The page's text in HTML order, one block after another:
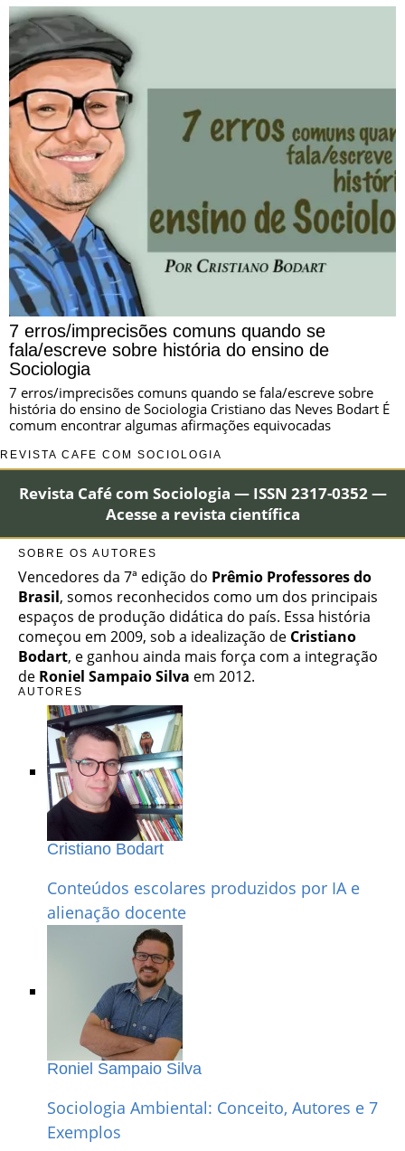
7 erros/imprecisões comuns quando se
fala/escreve sobre história do ensino de
Sociologia
7 erros/imprecisões comuns quando se fala/escreve sobre
história do ensino de Sociologia Cristiano das Neves Bodart É
comum encontrar algumas afirmações equivocadas
REVISTA CAFÉ COM SOCIOLOGIA
Revista Café com Sociologia — ISSN 2317-0352 —
Acesse a revista científica
SOBRE OS AUTORES
Vencedores da 7ª edição do Prêmio Professores do
Brasil, somos reconhecidos como um dos principais
espaços de produção didática do país. Essa história
começou em 2009, sob a idealização de Cristiano
Bodart, e ganhou ainda mais força com a integração
de Roniel Sampaio Silva em 2012.
AUTORES
Cristiano Bodart
Conteúdos escolares produzidos por IA e
alienação docente
Roniel Sampaio Silva
Sociologia Ambiental: Conceito, Autores e 7
Exemplos